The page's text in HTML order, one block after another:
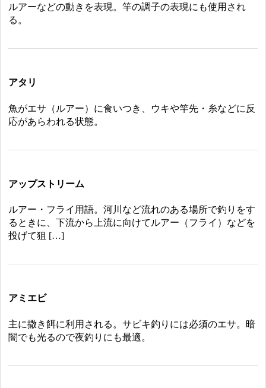
ルアーなどの動きを表現。竿の調子の表現にも使用され
る。
アタリ
魚がエサ（ルアー）に食いつき、ウキや竿先・糸などに反
応があらわれる状態。
アップストリーム
ルアー・フライ用語。河川など流れのある場所で釣りをす
るときに、下流から上流に向けてルアー（フライ）などを
投げて狙 […]
アミエビ
主に撒き餌に利用される。サビキ釣りには必須のエサ。暗
闇でも光るので夜釣りにも最適。